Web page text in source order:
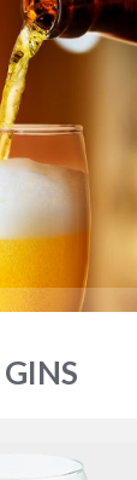
Corona
Duvel
Dunkel
Hell
Guiness
Hopus
Chouffe
Blonde
Chimay
Gama toda
– Gama toda
DE GINS